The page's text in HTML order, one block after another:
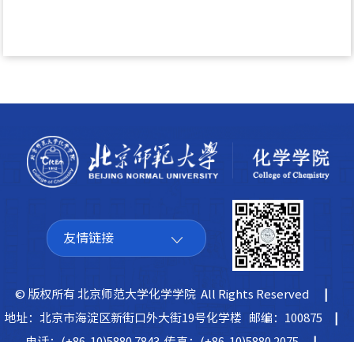
友情链接
© 版权所有 北京师范大学化学学院 All Rights Reserved
地址：北京市海淀区新街口外大街19号化学楼 邮编：100875